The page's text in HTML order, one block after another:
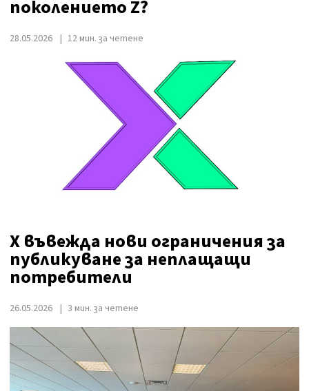
поколението Z?
28.05.2026 12 мин. за четене
X въвежда нови ограничения за
публикуване за неплащащи
потребители
26.05.2026 3 мин. за четене